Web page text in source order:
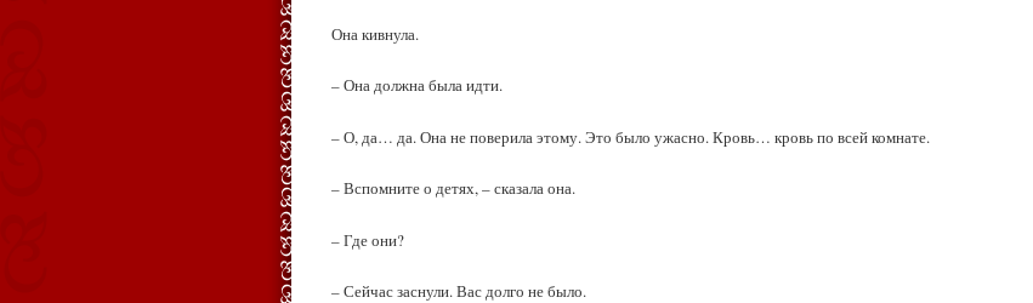
Она кивнула.
– Она должна была идти.
– О, да… да. Она не поверила этому. Это было ужасно. Кровь… кровь по всей комнате.
– Вспомните о детях, – сказала она.
– Где они?
– Сейчас заснули. Вас долго не было.